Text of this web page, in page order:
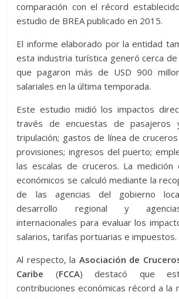
comparación con el récord
estudio de BREA publicado en 2015.
El informe elaborado por la entidad
esta industria turística generó cerca
que pagaron más de USD 900
salariales en la última temporada.
Este estudio midió los impactos
través de encuestas de pasajeros
tripulación; gastos de línea de
provisiones; ingresos del puerto;
las escalas de cruceros. La
económicos se calculó mediante la
de las agencias del gobierno
desarrollo regional y
internacionales para evaluar los
salarios, tarifas portuarias e impuestos.
Al respecto, la Asociación de
Caribe (FCCA) destacó que
contribuciones económicas récord a la